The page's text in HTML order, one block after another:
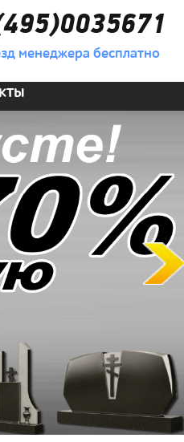
менеджера бесплатно